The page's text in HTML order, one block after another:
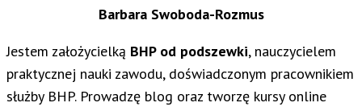
Barbara Swoboda-Rozmus
Jestem założycielką BHP od podszewki, nauczycielem
praktycznej nauki zawodu, doświadczonym pracownikiem
służby BHP. Prowadzę blog oraz tworzę kursy online